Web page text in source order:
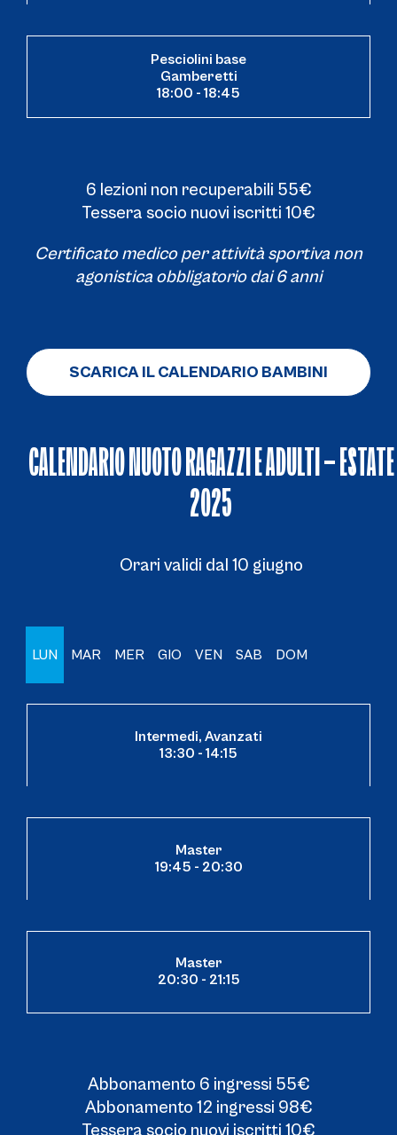
Pesciolini base
Gamberetti
18:00 - 18:45
6 lezioni non recuperabili 55€
Tessera socio nuovi iscritti 10€
Certificato medico per attività sportiva non
agonistica obbligatorio dai 6 anni
SCARICA IL CALENDARIO BAMBINI
CALENDARIO NUOTO RAGAZZI E ADULTI – ESTATE
2025
Orari validi dal 10 giugno
LUN MAR MER GIO VEN SAB DOM
Intermedi, Avanzati
13:30 - 14:15
Master
19:45 - 20:30
Master
20:30 - 21:15
Abbonamento 6 ingressi 55€
Abbonamento 12 ingressi 98€